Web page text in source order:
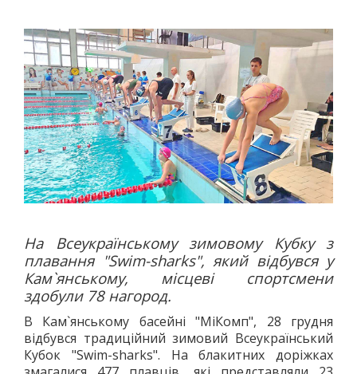
На Всеукраїнському зимовому Кубку з
плавання "Swim-sharks", який відбувся у
Кам`янському, місцеві спортсмени
здобули 78 нагород.
В Кам`янському басейні "МіКомп", 28 грудня
відбувся традиційний зимовий Всеукраїнський
Кубок "Swim-sharks". На блакитних доріжках